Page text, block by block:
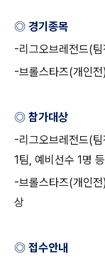
◎ 경기종목
-리그오브레전드(
-브롤스타즈(개인전)
◎ 참가대상
-리그오브레전드(
1팀, 예비선수 1명
-브롤스타즈(개인전)
상
◎ 접수안내